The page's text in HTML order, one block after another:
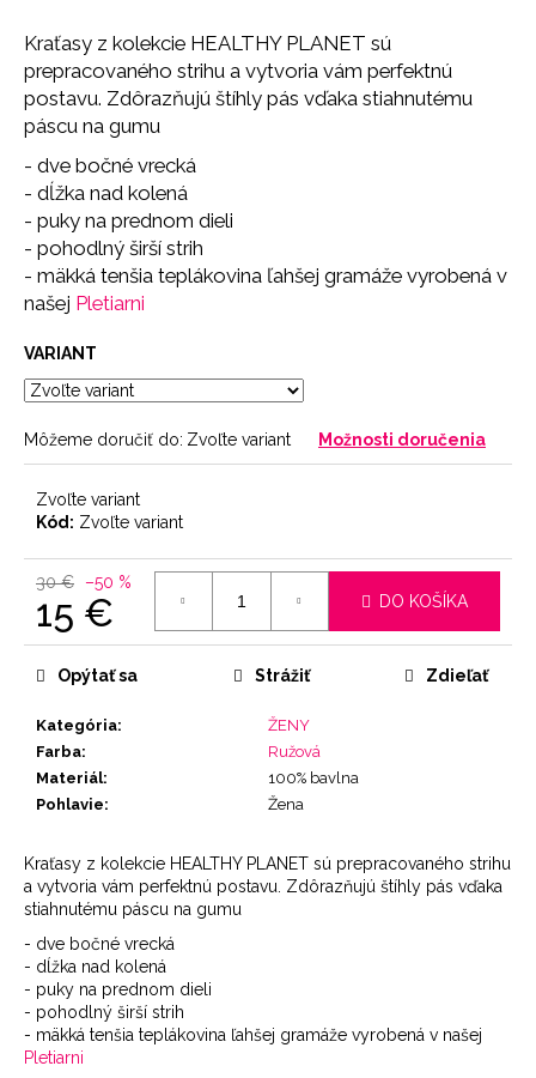
Kraťasy z kolekcie HEALTHY PLANET sú
prepracovaného strihu a vytvoria vám perfektnú
postavu. Zdôrazňujú štíhly pás vďaka stiahnutému
páscu na gumu
- dve bočné vrecká
- dĺžka nad kolená
- puky na prednom dieli
- pohodlný širší strih
- mäkká tenšia teplákovina ľahšej gramáže vyrobená v
našej Pletiarni
VARIANT
Môžeme doručiť do: Zvoľte variant Možnosti doručenia
Zvoľte variant
Kód: Zvoľte variant
30 € –50 %
15 €
Jednotková
cena:
DO KOŠÍKA
Kategória:
ŽENY
Farba:
Ružová
Materiál:
100% bavlna
Pohlavie: Žena
Opýtať sa Strážiť Zdieľať
Kraťasy z kolekcie HEALTHY PLANET sú prepracovaného strihu
a vytvoria vám perfektnú postavu. Zdôrazňujú štíhly pás vďaka
stiahnutému páscu na gumu
- dve bočné vrecká
- dĺžka nad kolená
- puky na prednom dieli
- pohodlný širší strih
- mäkká tenšia teplákovina ľahšej gramáže vyrobená v našej
Pletiarni
a
m
e
LEGÍNY
PUSH-
UP
29
€